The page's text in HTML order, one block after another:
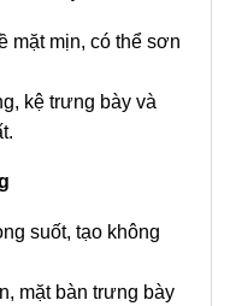
mặt mịn, có thể sơn
kệ trưng bày và
suốt, tạo không
mặt bàn trưng bày